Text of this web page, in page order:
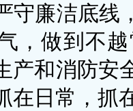
守廉洁底线
，做到不
产和消防安
在日常，抓